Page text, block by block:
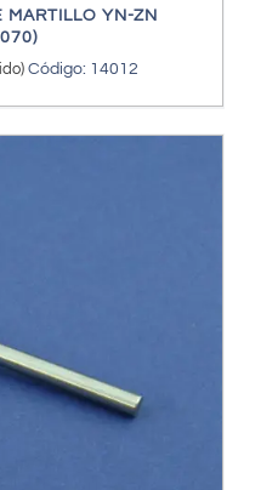
MARTILLO YN-ZN
Código: 14012